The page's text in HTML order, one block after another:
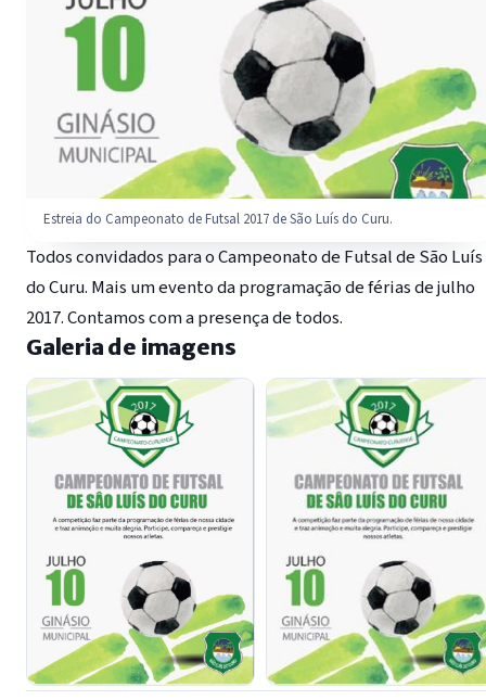
Estreia do Campeonato de Futsal 2017 de São Luís do Curu.
Todos convidados para o Campeonato de Futsal de São Luís
do Curu. Mais um evento da programação de férias de julho
2017. Contamos com a presença de todos.
Galeria de imagens